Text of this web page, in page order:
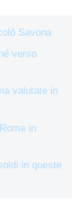
Savona
verso
valutate in
in
in queste